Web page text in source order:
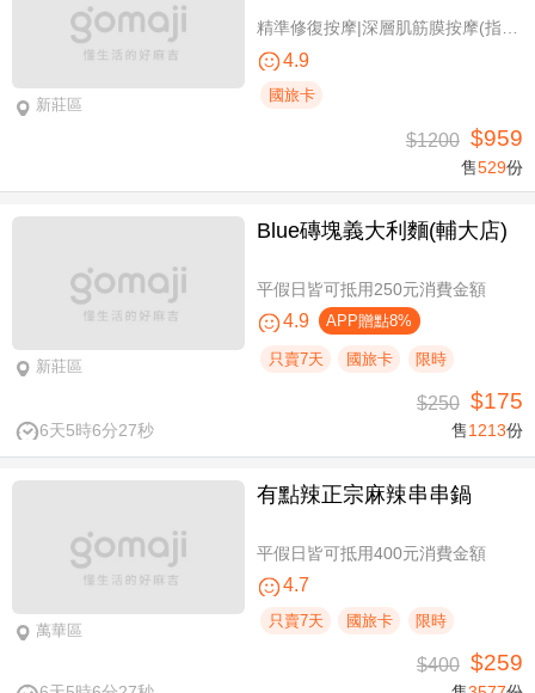
新莊區
精準修復按摩|深層肌筋膜按摩(指壓/指油壓 二選一)+(滑罐/舒刮 二選一)全程75分(手技75分)
4.9
國旅卡
$1200 $959
售529份
新莊區
Blue磚塊義大利麵(輔大店)
平假日皆可抵用250元消費金額
4.9 APP贈點8%
只賣7天 國旅卡 限時
6天5時6分27秒
$250 $175
售1213份
萬華區
有點辣正宗麻辣串串鍋
平假日皆可抵用400元消費金額
4.7
只賣7天 國旅卡 限時
$400 $259